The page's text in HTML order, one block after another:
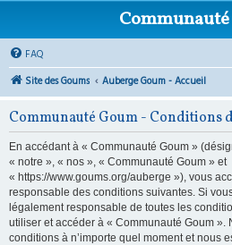
FAQ
Site des Goums
Auberge Goum - Accueil
Communauté Goum - Conditions
En accédant à « Communauté Goum »
« notre », « nos », « Communauté Goum » et
« https://www.goums.org/auberge »), vous
responsable des conditions suivantes. Si
légalement responsable de toutes les
utiliser et accéder à « Communauté Goum ».
conditions à n’importe quel moment et nous